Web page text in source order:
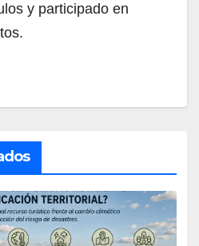
y participado en